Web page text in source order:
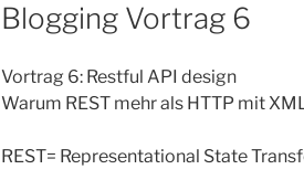
Blogging Vortrag 6
Vortrag 6: Restful API design
Warum REST mehr als HTTP mit
REST= Representational State